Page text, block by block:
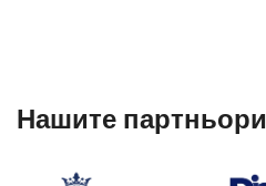
Нашите партньори